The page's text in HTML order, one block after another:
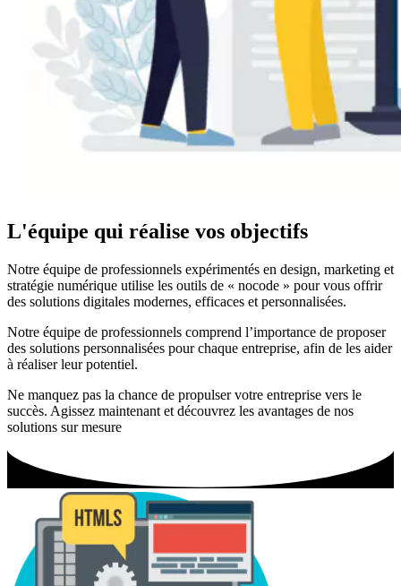
L'équipe qui réalise vos objectifs
Notre équipe de professionnels expérimentés en design, marketing et
stratégie numérique utilise les outils de « nocode » pour vous offrir
des solutions digitales modernes, efficaces et personnalisées.
Notre équipe de professionnels comprend l’importance de proposer
des solutions personnalisées pour chaque entreprise, afin de les aider
à réaliser leur potentiel.
Ne manquez pas la chance de propulser votre entreprise vers le
succès. Agissez maintenant et découvrez les avantages de nos
solutions sur mesure